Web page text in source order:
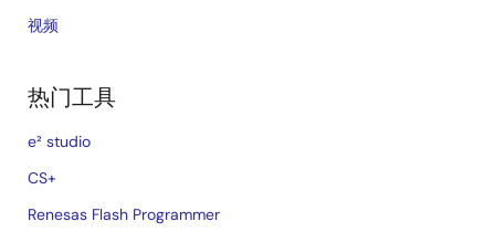
视频
热门工具
e² studio
CS+
Renesas Flash Programmer